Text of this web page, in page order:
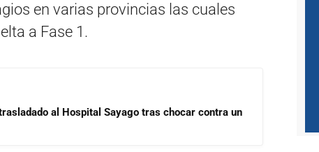
en varias provincias las cuales
a Fase 1.
al Hospital Sayago tras chocar contra un